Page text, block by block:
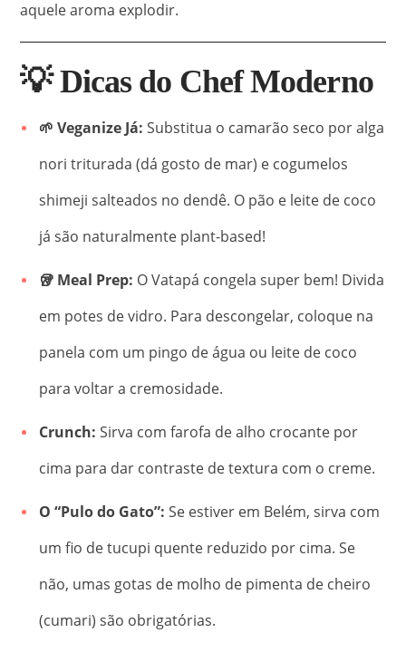
aquele aroma explodir.
💡 Dicas do Chef Moderno
🌱 Veganize Já: Substitua o camarão seco por alga
nori triturada (dá gosto de mar) e cogumelos
shimeji salteados no dendê. O pão e leite de coco
já são naturalmente plant-based!
🥡 Meal Prep: O Vatapá congela super bem! Divida
em potes de vidro. Para descongelar, coloque na
panela com um pingo de água ou leite de coco
para voltar a cremosidade.
Crunch: Sirva com farofa de alho crocante por
cima para dar contraste de textura com o creme.
O “Pulo do Gato”: Se estiver em Belém, sirva com
um fio de tucupi quente reduzido por cima. Se
não, umas gotas de molho de pimenta de cheiro
(cumari) são obrigatórias.